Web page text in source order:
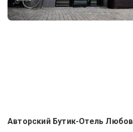
Авторский Бутик-Отель